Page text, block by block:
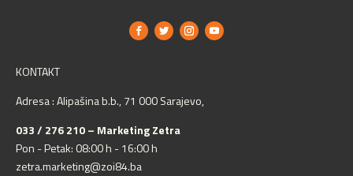
KONTAKT
Adresa : Alipašina b.b., 71 000 Sarajevo,
033 / 276 210 – Marketing Zetra
Pon - Petak: 08:00 h - 16:00 h
zetra.marketing@zoi84.ba